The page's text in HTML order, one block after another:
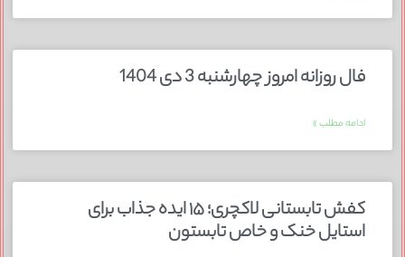
فال روزانه امروز چهارشنبه 3 دی 1404
ادامه مطلب »
کفش تابستانی لاکچری؛ ۱۵ ایده‌ جذاب برای
استایل خنک و خاص تابستون